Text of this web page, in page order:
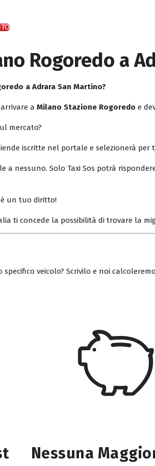
Rogoredo a
a Adrara San Martino?
a Milano Stazione Rogoredo e
mercato?
iscritte nel portale e selezionerà per
a nessuno. Solo Taxi Sos potrà
un tuo diritto!
ti concede la possibilità di trovare la
veicolo? Scrivilo e noi
Nessuna